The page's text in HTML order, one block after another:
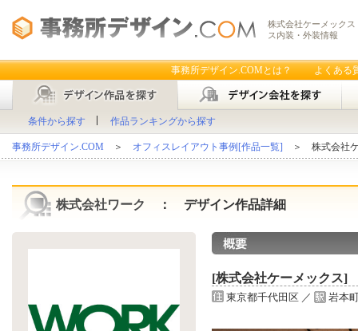
株式会社ケーメック
ス内装・外装情報
事務所デザイン.COMとは？ よくある
条件から探す 作品ランキングから探す
事務所デザイン.COM ＞ オフィスレイアウト事例[作品一覧] ＞ 株式会社ケ
株式会社ワーク ： デザイン作品詳細
[株式会社ケーメックス]
東京都千代田区 ／ 岩本